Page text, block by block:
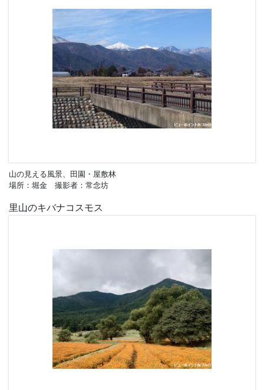
山の見える風景、田園・屋敷林
場所：堀金 撮影者：常念坊
里山のキバナコスモス